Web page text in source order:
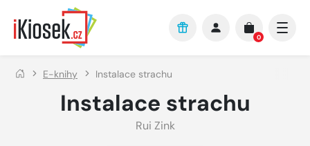
Přejít na hlavní obsah
0
E-knihy Instalace strachu
Instalace strachu
Rui Zink